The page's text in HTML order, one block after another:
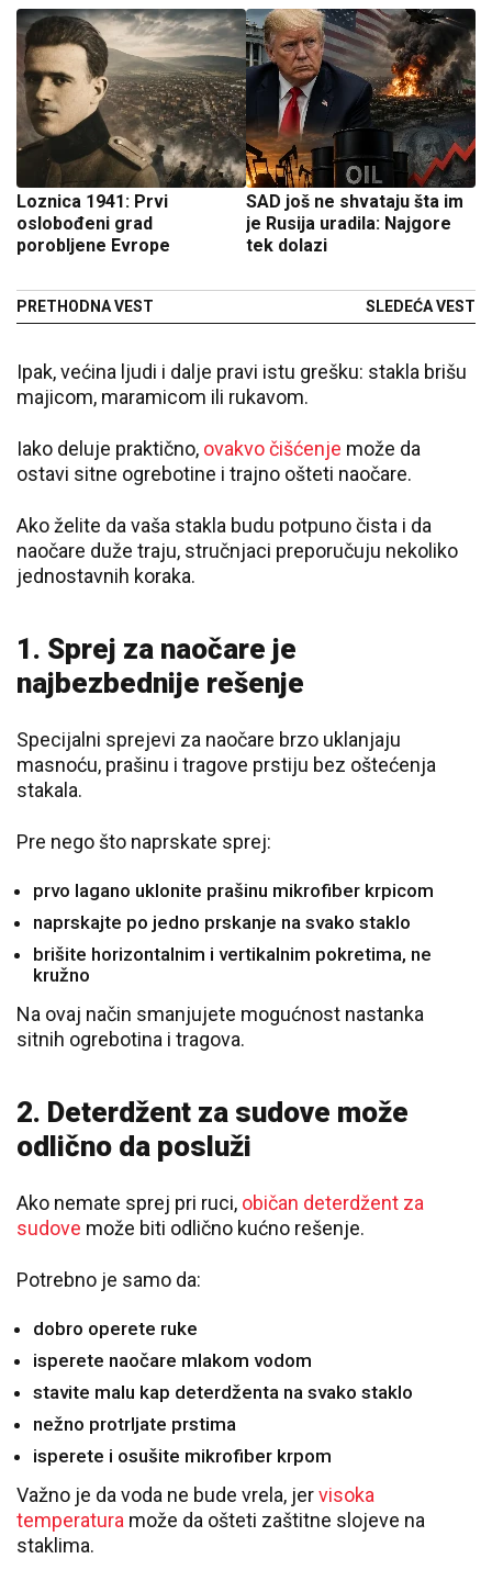
Loznica 1941: Prvi
oslobođeni grad
porobljene Evrope
PRETHODNA VEST
SAD još ne shvataju šta im
je Rusija uradila: Najgore
tek dolazi
SLEDEĆA VEST
Ipak, većina ljudi i dalje pravi istu grešku: stakla brišu
majicom, maramicom ili rukavom.
Iako deluje praktično, ovakvo čišćenje može da
ostavi sitne ogrebotine i trajno ošteti naočare.
Ako želite da vaša stakla budu potpuno čista i da
naočare duže traju, stručnjaci preporučuju nekoliko
jednostavnih koraka.
1. Sprej za naočare je
najbezbednije rešenje
Specijalni sprejevi za naočare brzo uklanjaju
masnoću, prašinu i tragove prstiju bez oštećenja
stakala.
Pre nego što naprskate sprej:
prvo lagano uklonite prašinu mikrofiber krpicom
naprskajte po jedno prskanje na svako staklo
brišite horizontalnim i vertikalnim pokretima, ne
kružno
Na ovaj način smanjujete mogućnost nastanka
sitnih ogrebotina i tragova.
2. Deterdžent za sudove može
odlično da posluži
Ako nemate sprej pri ruci, običan deterdžent za
sudove može biti odlično kućno rešenje.
Potrebno je samo da:
dobro operete ruke
isperete naočare mlakom vodom
stavite malu kap deterdženta na svako staklo
nežno protrljate prstima
isperete i osušite mikrofiber krpom
Važno je da voda ne bude vrela, jervisoka
temperatura može da ošteti zaštitne slojeve na
staklima.